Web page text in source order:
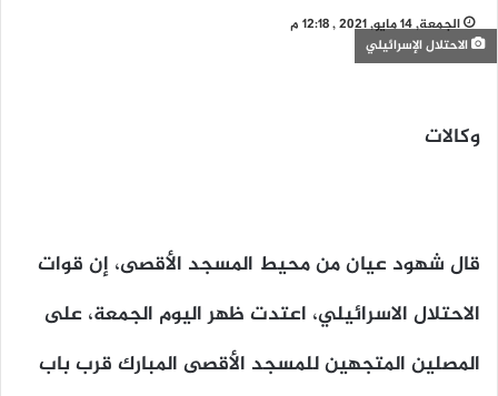
الجمعة, 14 مايو, 2021 , 12:18 م
الاحتلال الإسرائيلي
وكالات
قال شهود عيان من محيط المسجد الأقصى، إن قوات
الاحتلال الاسرائيلي، اعتدت ظهر اليوم الجمعة، على
المصلين المتجهين للمسجد الأقصى المبارك قرب باب